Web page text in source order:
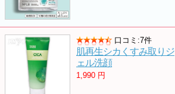
口コミ:7件
肌再生シカくすみ取りジ
ェル洗顔
1,990 円